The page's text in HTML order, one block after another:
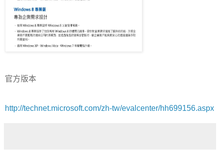
官方版本
http://technet.microsoft.com/zh-tw/evalcenter/hh699156.aspx